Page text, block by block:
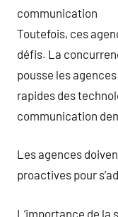
communication
Toutefois, ces
défis. La
pousse les
rapides des
communication
Les agences
proactives pour
L’importance de